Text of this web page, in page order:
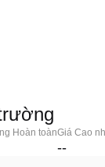
Hoàn toànGiá Cao
--